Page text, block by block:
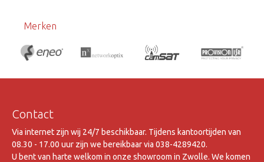
Merken
Contact
Via internet zijn wij 24/7 beschikbaar. Tijdens kantoortijden van
08.30 - 17.00 uur zijn we bereikbaar via 038-4289420.
U bent van harte welkom in onze showroom in Zwolle. We komen